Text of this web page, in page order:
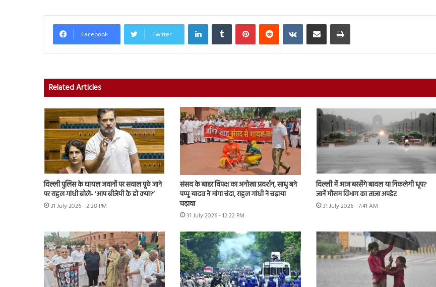
Facebook Twitter
LinkedInTumblr PinterestReddit VKontakteShare via Email Print
Related Articles
दिल्ली पुलिस के घायल जवानों पर सवाल पूछे जाने
पर राहुल गांधी बोले- ‘आप बीजेपी के हो क्या?’
31 July 2026 - 2:28 PM
संसद के बाहर विपक्ष का अनोखा प्रदर्शन, साधु बने
पप्पू यादव ने मांगा चंदा, राहुल गांधी ने चढ़ाया
चढ़ावा
31 July 2026 - 12:22 PM
दिल्ली में आज बरसेंगे बादल या निकलेगी धूप?
जानें मौसम विभाग का ताजा अपडेट
31 July 2026 - 7:41 AM